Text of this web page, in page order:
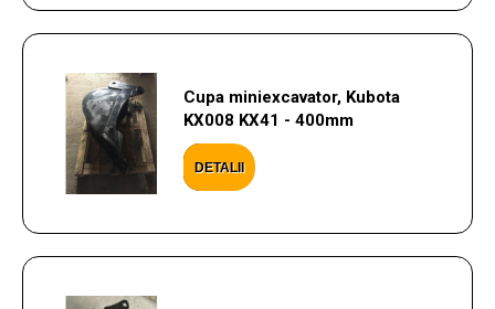
Cupa miniexcavator, Kubota
KX008 KX41 - 400mm
DETALII